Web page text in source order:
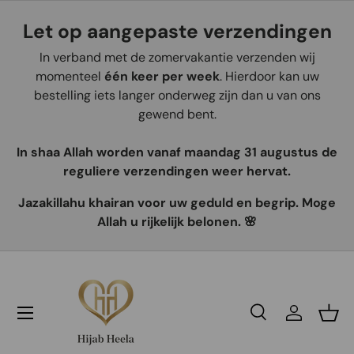
Aller au contenu
Let op aangepaste verzendingen
In verband met de zomervakantie verzenden wij
momenteel één keer per week. Hierdoor kan uw
bestelling iets langer onderweg zijn dan u van ons
gewend bent.
In shaa Allah worden vanaf maandag 31 augustus de
reguliere verzendingen weer hervat.
Jazakillahu khairan voor uw geduld en begrip. Moge
Allah u rijkelijk belonen. 🌸
Recherche
Se